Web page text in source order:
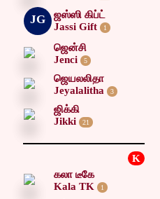
JG
ஜஸ்ஸி கிப்ட்
Jassi Gift
1
ஜென்சி
Jenci
5
ஜெயலலிதா
Jeyalalitha
3
ஜிக்கி
Jikki
21
K
கலா டீகே
Kala TK
1